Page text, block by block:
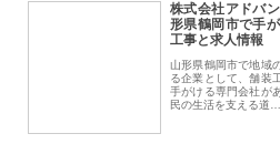
株式会社アドバ
形県鶴岡市で手
工事と求人情報
山形県鶴岡市で地域
る企業として、舗装
手がける専門会社が
民の生活を支える道…